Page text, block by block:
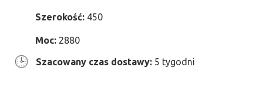
Szerokość: 450
Moc: 2880
Szacowany czas dostawy: 5 tygodni